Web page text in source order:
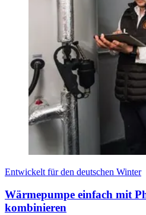
Entwickelt für den deutschen Winter
Wärmepumpe einfach mit
kombinieren